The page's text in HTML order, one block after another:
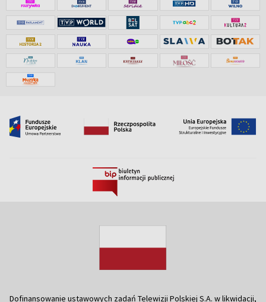
Dofinansowanie ustawowych zadań Telewizji Polskiej S.A. w likwidacji,